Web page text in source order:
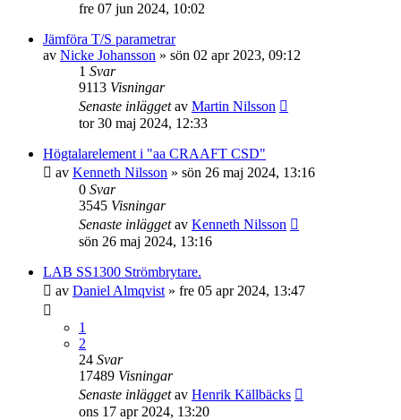
fre 07 jun 2024, 10:02
Jämföra T/S parametrar
av Nicke Johansson » sön 02 apr 2023, 09:12
1 Svar
9113 Visningar
Senaste inläggetav Martin Nilsson
tor 30 maj 2024, 12:33
Högtalarelement i "aa CRAAFT CSD"
av Kenneth Nilsson » sön 26 maj 2024, 13:16
0 Svar
3545 Visningar
Senaste inläggetav Kenneth Nilsson
sön 26 maj 2024, 13:16
LAB SS1300 Strömbrytare.
av Daniel Almqvist » fre 05 apr 2024, 13:47
1
2
24 Svar
17489 Visningar
Senaste inläggetav Henrik Källbäcks
ons 17 apr 2024, 13:20